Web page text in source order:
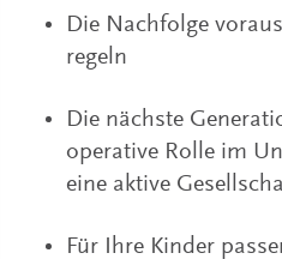
Die Nachfolge
regeln
Die nächste
operative Rolle im
eine aktive
Für Ihre Kinder